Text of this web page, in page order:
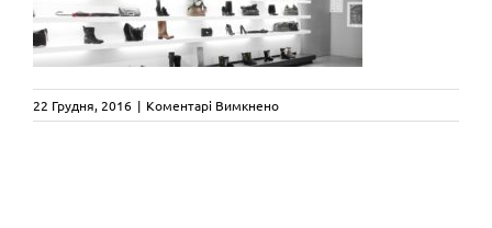
22 Грудня, 2016 | Коментарі Вимкненодо
vima_retail_halla